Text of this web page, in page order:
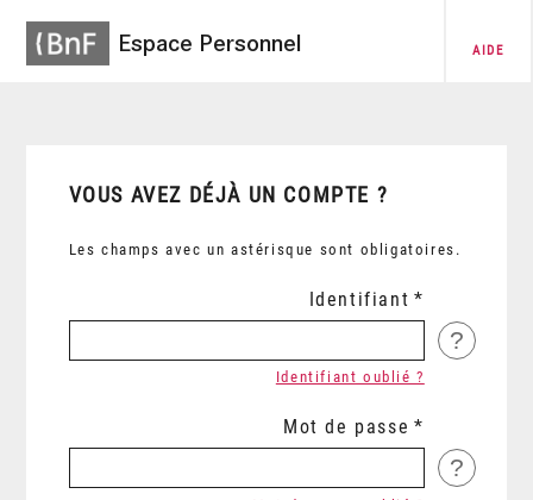
Espace Personnel AIDE
VOUS AVEZ DÉJÀ UN COMPTE ?
Les champs avec un astérisque sont obligatoires.
Identifiant
?
Identifiant oublié ?
Mot de passe
?